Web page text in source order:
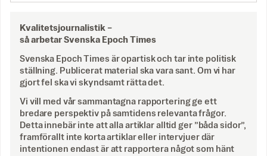
Kvalitetsjournalistik –
så arbetar Svenska Epoch Times
Svenska Epoch Times är opartisk och tar inte politisk
ställning. Publicerat material ska vara sant. Om vi har
gjort fel ska vi skyndsamt rätta det.
Vi vill med vår sammantagna rapportering ge ett
bredare perspektiv på samtidens relevanta frågor.
Detta innebär inte att alla artiklar alltid ger ”båda sidor”,
framförallt inte korta artiklar eller intervjuer där
intentionen endast är att rapportera något som hänt